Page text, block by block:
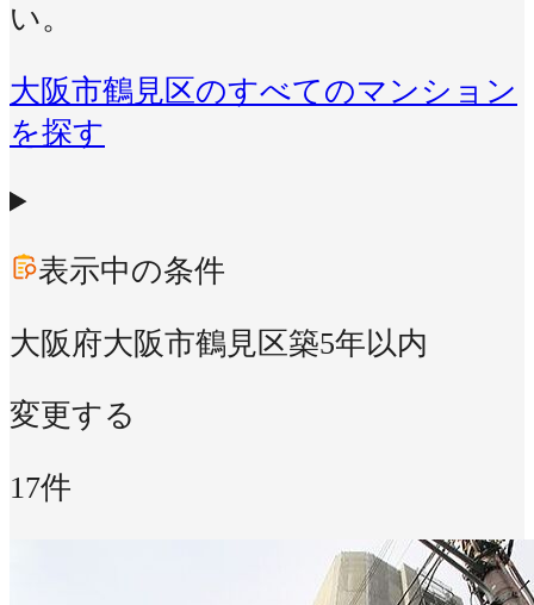
い。
大阪市鶴見区のすべてのマンション
を探す
表示中の条件
大阪府大阪市鶴見区築5年以内
変更する
17件